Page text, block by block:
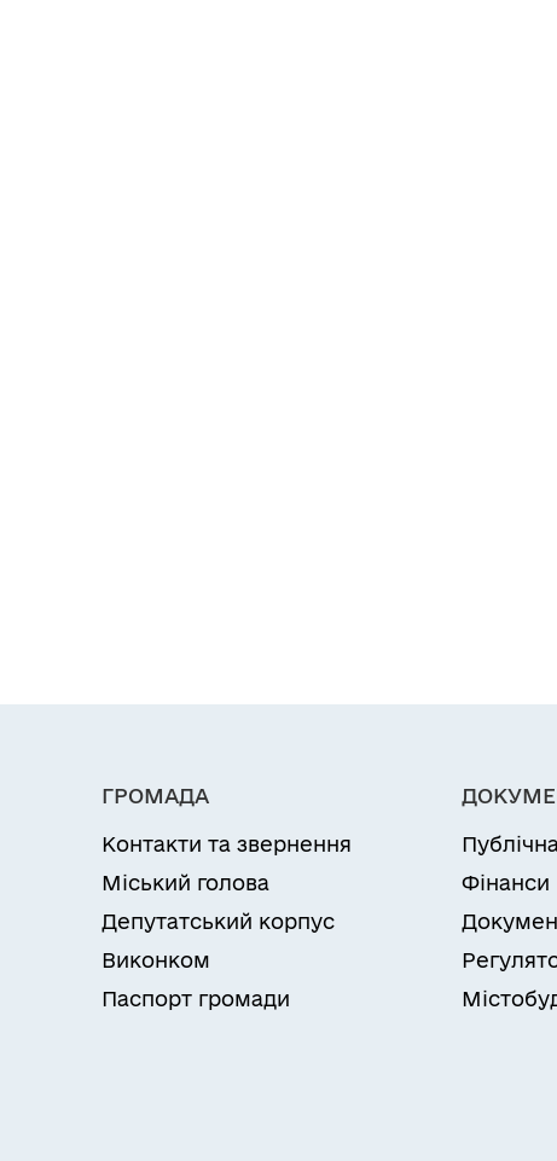
ГРОМАДА
Контакти та звернення
Міський голова
Депутатський корпус
Виконком
Паспорт громади
Фінанси